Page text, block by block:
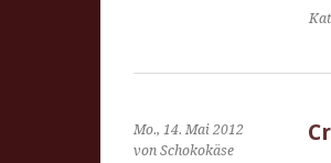
Mo., 14. Mai 2012
von Schokokäse